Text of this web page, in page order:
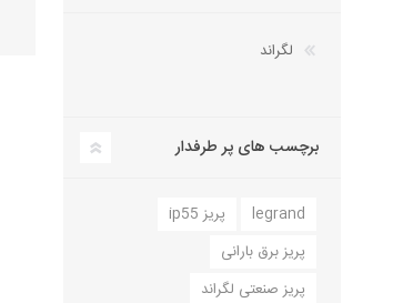
لگراند
برچسب های پر طرفدار
legrand
پریز ip55
پریز برق بارانی
پریز صنعتی لگراند